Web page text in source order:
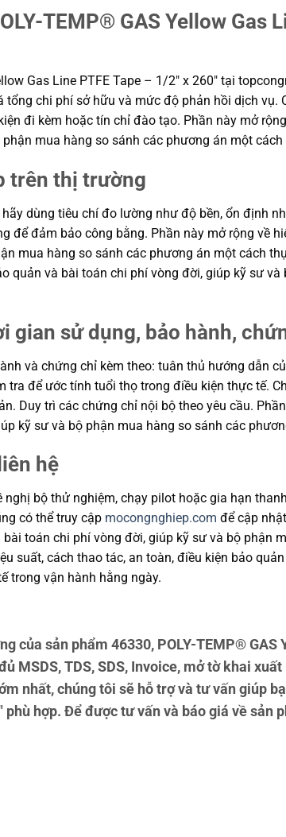
TEMP® GAS Yellow Gas
Gas Line PTFE Tape – 1/2″ x 260″ tại
chi phí sở hữu và mức độ phản hồi dịch
đi kèm hoặc tín chỉ đào tạo. Phần này mở
mua hàng so sánh các phương án một
trên thị trường
dùng tiêu chí đo lường như độ bền, ổn định
để đảm bảo công bằng. Phần này mở rộng về
mua hàng so sánh các phương án một cách
quản và bài toán chi phí vòng đời, giúp kỹ sư
gian sử dụng, bảo hành,
và chứng chỉ kèm theo: tuân thủ hướng dẫn
tra để ước tính tuổi thọ trong điều kiện thực tế.
Duy trì các chứng chỉ nội bộ theo yêu cầu.
kỹ sư và bộ phận mua hàng so sánh các
hệ
bộ thử nghiệm, chạy pilot hoặc gia hạn
có thể truy cập mocongnghiep.com để cập
toán chi phí vòng đời, giúp kỹ sư và bộ phận
suất, cách thao tác, an toàn, điều kiện bảo
trong vận hành hằng ngày.
của sản phẩm 46330, POLY-TEMP® GAS
MSDS, TDS, SDS, Invoice, mở tờ khai
nhất, chúng tôi sẽ hỗ trợ và tư vấn giúp
phù hợp. Để được tư vấn và báo giá về